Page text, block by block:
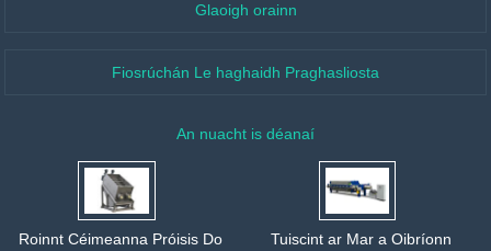
Glaoigh orainn
Fiosrúchán Le haghaidh Praghasliosta
An nuacht is déanaí
Roinnt Céimeanna Próisis Do Tuiscint ar Mar a Oibríonn